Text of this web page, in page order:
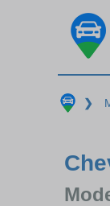
❯